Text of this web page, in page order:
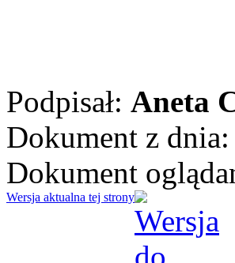
Podpisał: Aneta
Dokument z dnia:
Dokument
Wersja aktualna tej strony